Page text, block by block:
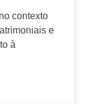
contexto
e
à